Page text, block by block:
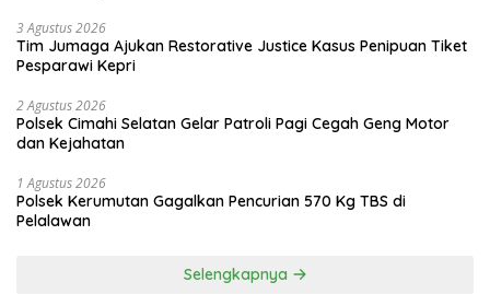
3 Agustus 2026
Tim Jumaga Ajukan Restorative Justice Kasus Penipuan Tiket
Pesparawi Kepri
2 Agustus 2026
Polsek Cimahi Selatan Gelar Patroli Pagi Cegah Geng Motor
dan Kejahatan
1 Agustus 2026
Polsek Kerumutan Gagalkan Pencurian 570 Kg TBS di
Pelalawan
Selengkapnya